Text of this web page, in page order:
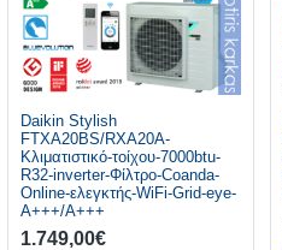
Daikin Stylish
FTXA20BS/RXA20A-
Κλιματιστικό-τοίχου-7000btu-
R32-inverter-Φίλτρο-Coanda-
Online-ελεγκτής-WiFi-Grid-eye-
A+++/A+++
1.749,00€